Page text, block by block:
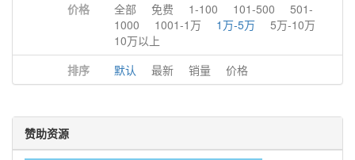
价格
全部 免费 1-100 101-500
501-
1000
1001-1万 1万-5万
5万-10万
10万以上
排序
默认 最新 销量 价格
赞助资源